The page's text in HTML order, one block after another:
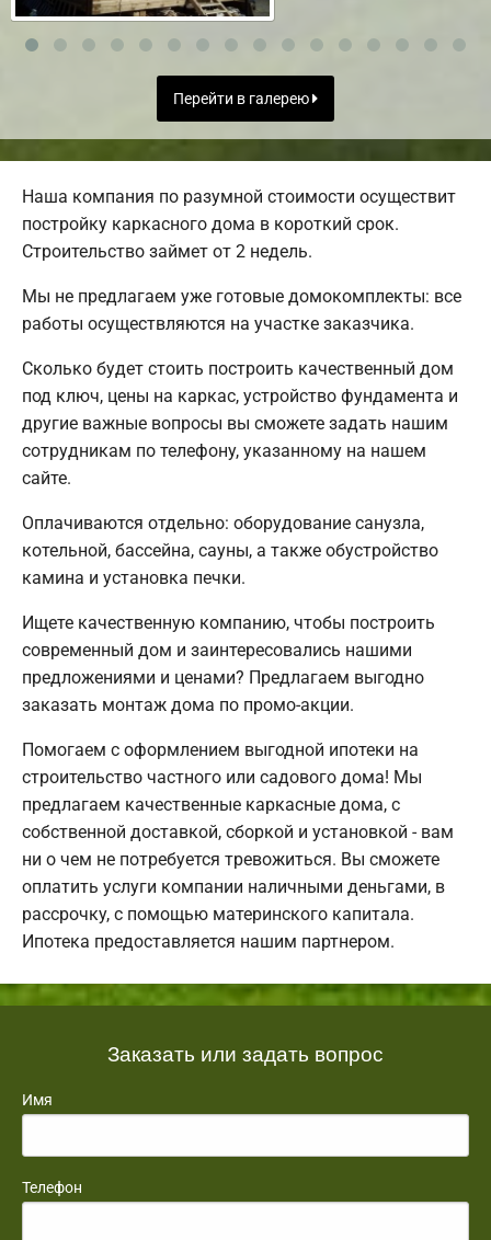
Перейти в галерею
Наша компания по разумной стоимости осуществит
постройку каркасного дома в короткий срок.
Строительство займет от 2 недель.
Мы не предлагаем уже готовые домокомплекты: все
работы осуществляются на участке заказчика.
Сколько будет стоить построить качественный дом
под ключ, цены на каркас, устройство фундамента и
другие важные вопросы вы сможете задать нашим
сотрудникам по телефону, указанному на нашем
сайте.
Оплачиваются отдельно: оборудование санузла,
котельной, бассейна, сауны, а также обустройство
камина и установка печки.
Ищете качественную компанию, чтобы построить
современный дом и заинтересовались нашими
предложениями и ценами? Предлагаем выгодно
заказать монтаж дома по промо-акции.
Помогаем с оформлением выгодной ипотеки на
строительство частного или садового дома! Мы
предлагаем качественные каркасные дома, с
собственной доставкой, сборкой и установкой - вам
ни о чем не потребуется тревожиться. Вы сможете
оплатить услуги компании наличными деньгами, в
рассрочку, с помощью материнского капитала.
Ипотека предоставляется нашим партнером.
Заказать или задать вопрос
Имя
Телефон